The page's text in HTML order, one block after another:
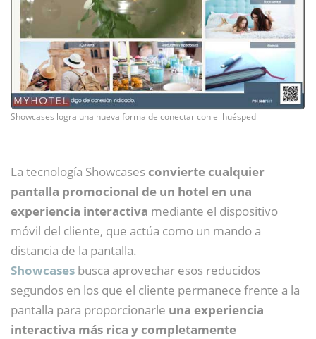
Showcases logra una nueva forma de conectar con el huésped
La tecnología Showcasesconvierte cualquier
pantalla promocional de un hotel en una
experiencia interactiva mediante el dispositivo
móvil del cliente, que actúa como un mando a
distancia de la pantalla.
Showcases busca aprovechar esos reducidos
segundos en los que el cliente permanece frente a la
pantalla para proporcionarle una experiencia
interactiva más rica y completamente